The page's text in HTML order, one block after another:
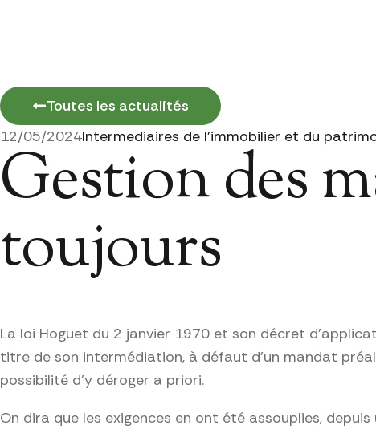
Toutes les actualités
12/05/2024Intermediaires de l'immobilier et du
Gestion des
toujours
La loi Hoguet du 2 janvier 1970 et son décret
titre de son intermédiation, à défaut d’un mandat
possibilité d’y déroger a priori.
On dira que les exigences en ont été assouplies,